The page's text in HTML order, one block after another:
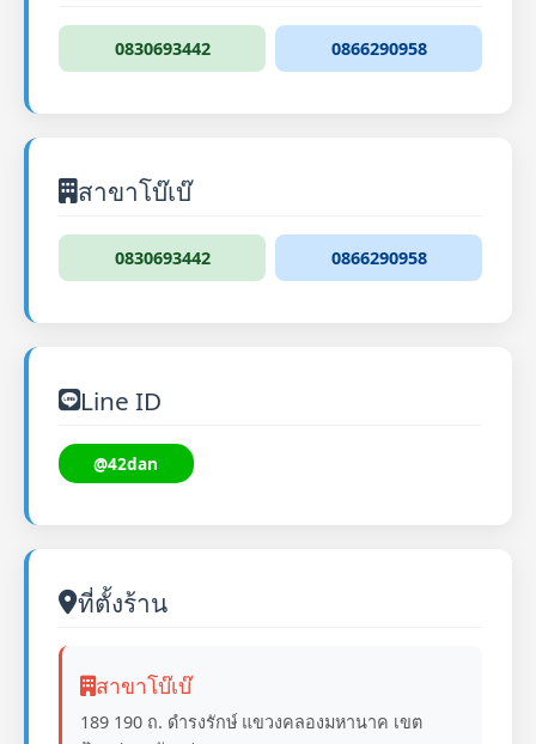
0830693442 0866290958
สาขาโบ๊เบ๊
0830693442 0866290958
Line ID
@42dan
ที่ตั้งร้าน
สาขาโบ๊เบ๊
189 190 ถ. ดำรงรักษ์ แขวงคลองมหานาค เขต